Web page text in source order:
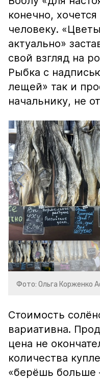
конечно,
человеку.
актуально»
свой взгляд на
Рыбка с
лещей» так и
начальнику, не
Фото: Ольга Корженко
Стоимость
вариативна.
цена не
количества
«берёшь